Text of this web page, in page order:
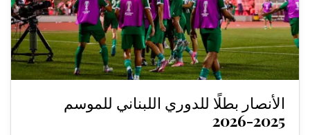
الأنصار بطلًا للدوري اللبناني للموسم
2025-2026